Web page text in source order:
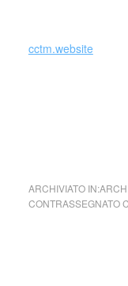
cctm.website
ARCHIVIATO IN:
CONTRASSEGNATO